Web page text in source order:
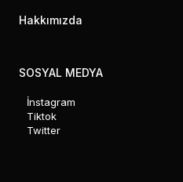
Hakkımızda
SOSYAL MEDYA
İnstagram
Tiktok
Twitter